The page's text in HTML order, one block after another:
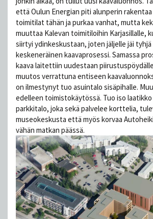
että Oulun Energian piti alunperin
toimitilat tähän ja purkaa vanhat, mutta
muuttaa Kalevan toimitiloihin Karjasillalle,
siirtyi ydinkeskustaan, joten jäljelle jäi
keskeneräinen kaavaprosessi. Samassa
kaava laitettiin uudestaan
muutos verrattuna entiseen
on ilmestynyt tuo asuintalo sisäpihalle.
edelleen toimistokäytössä. Tuo iso
parkkitalo, joka sekä palvelee korttelia,
museokeskusta että myös korvaa
vähän matkan päässä.